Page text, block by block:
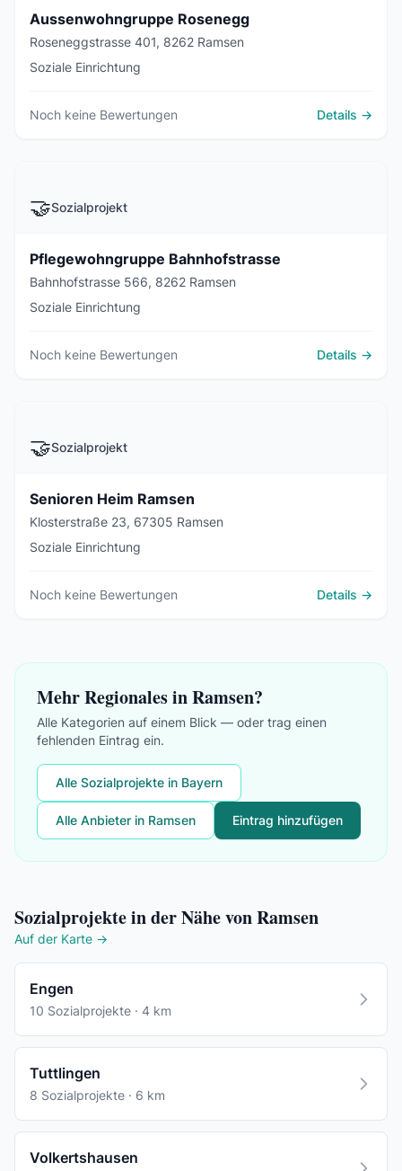
Aussenwohngruppe Rosenegg
Roseneggstrasse 401, 8262 Ramsen
Soziale Einrichtung
Noch keine Bewertungen Details →
🤝Sozialprojekt
Pflegewohngruppe Bahnhofstrasse
Bahnhofstrasse 566, 8262 Ramsen
Soziale Einrichtung
Noch keine Bewertungen Details →
🤝Sozialprojekt
Senioren Heim Ramsen
Klosterstraße 23, 67305 Ramsen
Soziale Einrichtung
Noch keine Bewertungen Details →
Mehr Regionales in Ramsen?
Alle Kategorien auf einem Blick — oder trag einen
fehlenden Eintrag ein.
Alle Sozialprojekte in Bayern
Alle Anbieter in Ramsen Eintrag hinzufügen
Sozialprojekte in der Nähe von Ramsen
Auf der Karte →
Engen
10 Sozialprojekte · 4 km
Tuttlingen
8 Sozialprojekte · 6 km
Volkertshausen